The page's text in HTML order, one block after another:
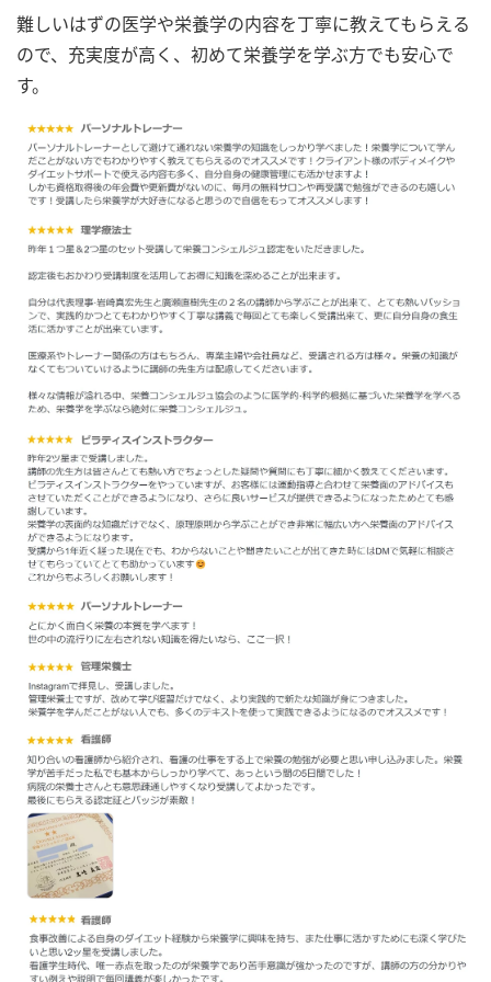
難しいはずの医学や栄養学の内容を丁寧に教えてもらえる
ので、充実度が高く、初めて栄養学を学ぶ方でも安心で
す。